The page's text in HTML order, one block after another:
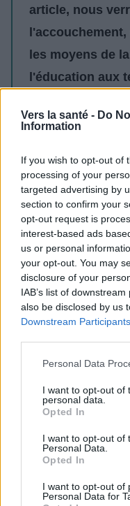
Vers la santé - Do
Information
If you wish to opt-out of
processing of your
targeted advertising by
section to confirm your
opt-out request is
interest-based ads
us or personal
your opt-out. You may
disclosure of your
IAB’s list of
also be disclosed by us
Downstream Participants
Please note that this
not limited to your visit
grant or deny consent
use your data for below
consent section.
Personal Data
I want to opt-out of
personal data.
Opted In
I want to opt-out of
Personal Data.
Opted In
I want to opt-out of
Personal Data for
article, nous
les moyens de
l'éducation aux
passant par le
lecture !
Vous voulez rester